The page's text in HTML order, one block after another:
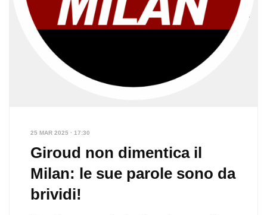
25 MAR 2025 · 17:30
Giroud non dimentica il
Milan: le sue parole sono da
brividi!